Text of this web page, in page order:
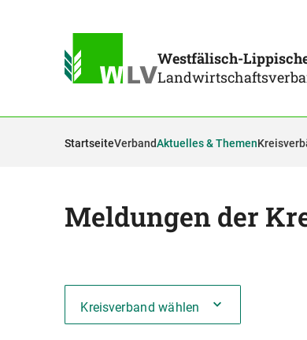
Westfälisch-
StartseiteVerbandAktuelles & Themen
Meldungen der
Kreisverband wählen